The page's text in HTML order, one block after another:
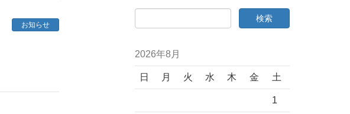
お知らせ
2026年8月
日 月 火 水 木 金 土
1